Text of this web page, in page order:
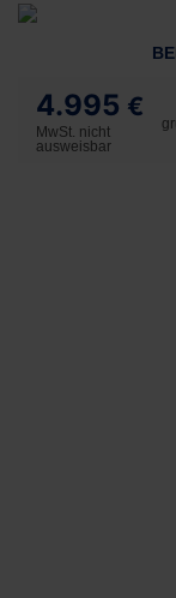
4.995 €
MwSt. nicht
ausweisbar